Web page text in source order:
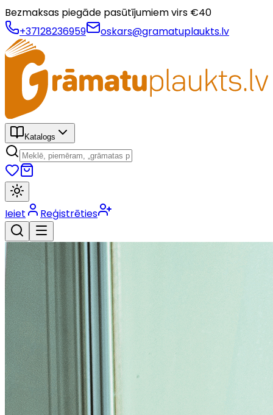
Bezmaksas piegāde pasūtījumiem virs €40
+37128236959
oskars@gramatuplaukts.lv
Katalogs
Ieiet Reģistrēties